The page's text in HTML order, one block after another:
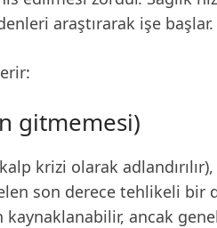
araştırarak işe başlar.
gitmemesi)
krizi olarak adlandırılır),
son derece tehlikeli bir
kaynaklanabilir, ancak